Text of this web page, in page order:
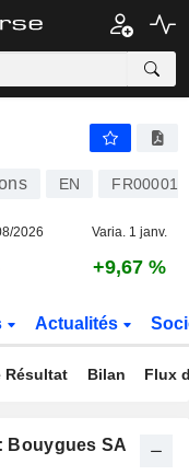
EN
2026 Varia. 1 janv.
+9,67 %
Actualités
Résultat Bilan Flux
Bouygues SA